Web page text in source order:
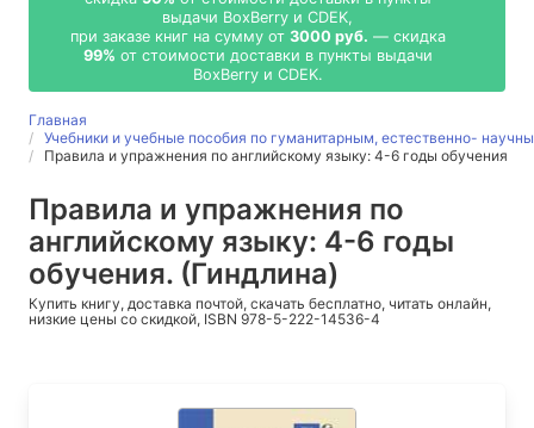
выдачи BoxBerry и CDEK,
при заказе книг на сумму от 3000 руб. — скидка
99% от стоимости доставки в пункты выдачи
BoxBerry и CDEK.
Главная
Учебники и учебные пособия по гуманитарным, естественно-
Правила и упражнения по английскому языку: 4-6 годы обучения
Правила и упражнения по
английскому языку: 4-6 годы
обучения. (Гиндлина)
Купить книгу, доставка почтой, скачать бесплатно, читать онлайн,
низкие цены со скидкой, ISBN 978-5-222-14536-4